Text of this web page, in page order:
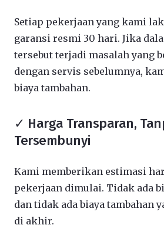
Setiap pekerjaan yang kami
garansi resmi 30 hari. Jika
tersebut terjadi masalah yang
dengan servis sebelumnya,
biaya tambahan.
✓ Harga Transparan,
Tersembunyi
Kami memberikan estimasi
pekerjaan dimulai. Tidak ada
dan tidak ada biaya tambahan
di akhir.